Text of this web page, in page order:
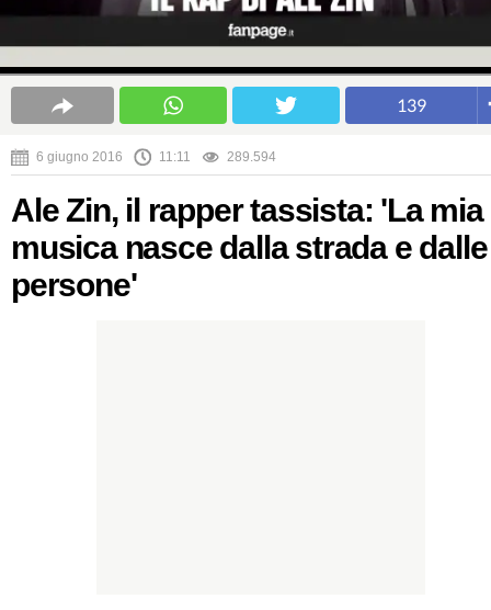
139
6 giugno 2016 11:11 289.594
Ale Zin, il rapper tassista: 'La mia
musica nasce dalla strada e dalle
persone'